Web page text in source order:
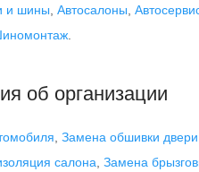
и шины Автосалоны
об организации
Замена обшивки двери
салона Замена